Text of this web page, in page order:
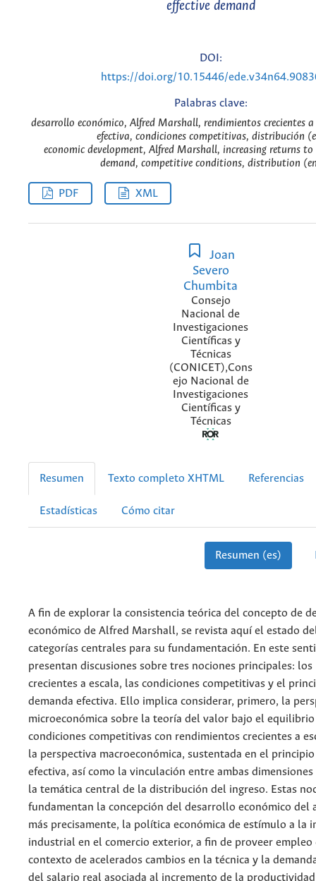
effective demand
DOI:
https://doi.org/10.15446/
Palabras clave:
desarrollo económico, Alfred Marshall, rendimientos crecientes
efectiva, condiciones competitivas, distribución
economic development, Alfred Marshall, increasing returns to
demand, competitive conditions, distribution
PDF XML
Joan
Severo
Chumbita
Consejo
Nacional de
Investigaciones
Científicas y
Técnicas
(CONICET),Cons
ejo Nacional de
Investigaciones
Científicas y
Técnicas
Resumen Texto completo XHTML Referencias
Estadísticas Cómo citar
Resumen (es)
A fin de explorar la consistencia teórica del concepto de
económico de Alfred Marshall, se revista aquí el estado
categorías centrales para su fundamentación. En este
presentan discusiones sobre tres nociones principales:
crecientes a escala, las condiciones competitivas y el
demanda efectiva. Ello implica considerar, primero, la
microeconómica sobre la teoría del valor bajo el
condiciones competitivas con rendimientos crecientes a
la perspectiva macroeconómica, sustentada en el
efectiva, así como la vinculación entre ambas
la temática central de la distribución del ingreso. Estas
fundamentan la concepción del desarrollo económico del
más precisamente, la política económica de estímulo a la
industrial en el comercio exterior, a fin de proveer empleo
contexto de acelerados cambios en la técnica y la
del salario real asociada al incremento de la